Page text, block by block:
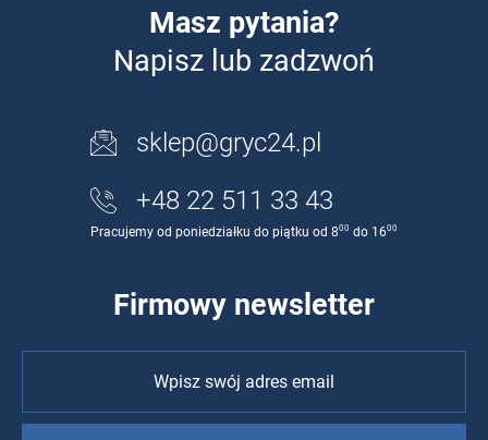
Masz pytania?
Napisz lub zadzwoń
sklep@gryc24.pl
+48 22 511 33 43
Pracujemy od poniedziałku do piątku od 800 do 1600
Firmowy newsletter